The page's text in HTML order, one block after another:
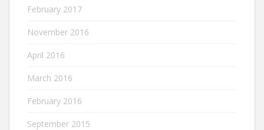
February 2017
November 2016
April 2016
March 2016
February 2016
September 2015